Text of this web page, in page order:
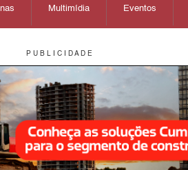
Multimídia Eventos
P U B L I C I D A D E